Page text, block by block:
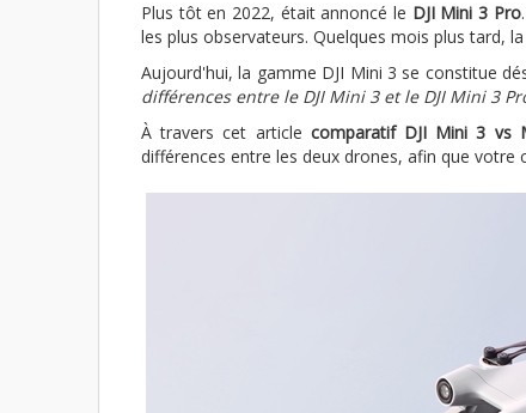
Plus tôt en 2022, était annoncé le DJI Mini 3 Pro
les plus observateurs. Quelques mois plus tard,
Aujourd'hui, la gamme DJI Mini 3 se constitue
différences entre le DJI Mini 3 et le DJI Mini 3
À travers cet article comparatif DJI Mini 3 vs
différences entre les deux drones, afin que